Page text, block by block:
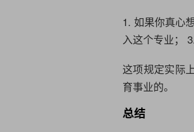
1. 如果你真心
入这个专业；
这项规定实际
育事业的。
总结